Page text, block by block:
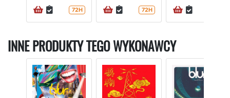
72H 72H
INNE PRODUKTY TEGO WYKONAWCY